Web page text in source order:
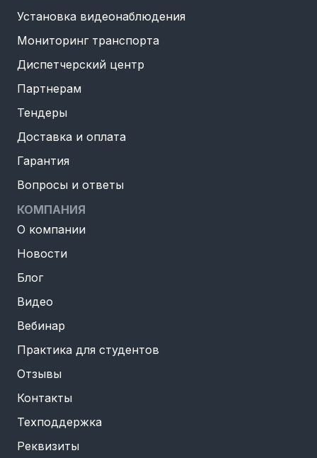
Установка видеонаблюдения
Мониторинг транспорта
Диспетчерский центр
Партнерам
Тендеры
Доставка и оплата
Гарантия
Вопросы и ответы
КОМПАНИЯ
О компании
Новости
Блог
Видео
Вебинар
Практика для студентов
Отзывы
Контакты
Техподдержка
Реквизиты